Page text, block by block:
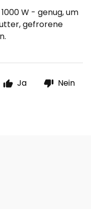
W - genug, um
gefrorene
Ja Nein